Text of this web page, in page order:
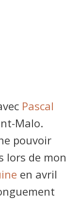
Pascal
Malo.
pouvoir
lors de mon
en avril